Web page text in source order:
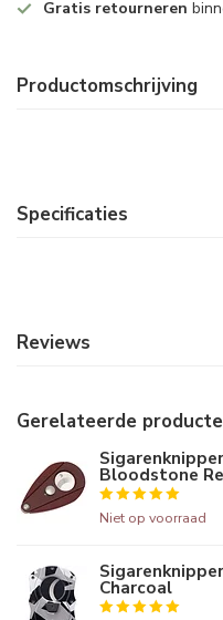
Gratis retourneren
Productomschrijving
Specificaties
Reviews
Gerelateerde
Bloodstone
Niet op voorraad
Charcoal